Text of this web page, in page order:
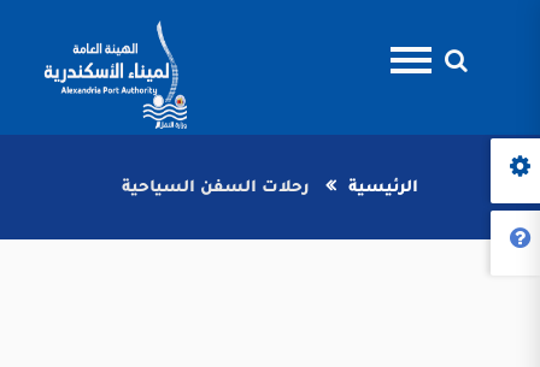
الرئيسية رحلات السفن السياحية